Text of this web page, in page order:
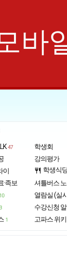
바
47
이
·족보
10
3
1
학생회
강의평가
restaurant 학생식
셔틀버스
열람실 (실
수강신청
고파스 위키